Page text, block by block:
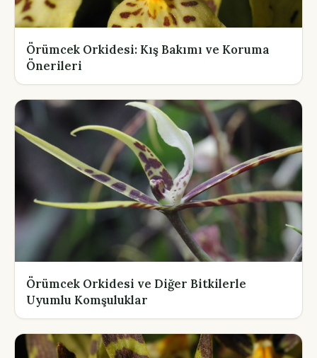
Örümcek Orkidesi: Kış Bakımı ve Koruma
Önerileri
Örümcek Orkidesi ve Diğer Bitkilerle
Uyumlu Komşuluklar